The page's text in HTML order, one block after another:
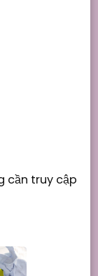
cần truy cập